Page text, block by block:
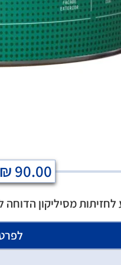
₪90.00
מסיליקון הדוחה